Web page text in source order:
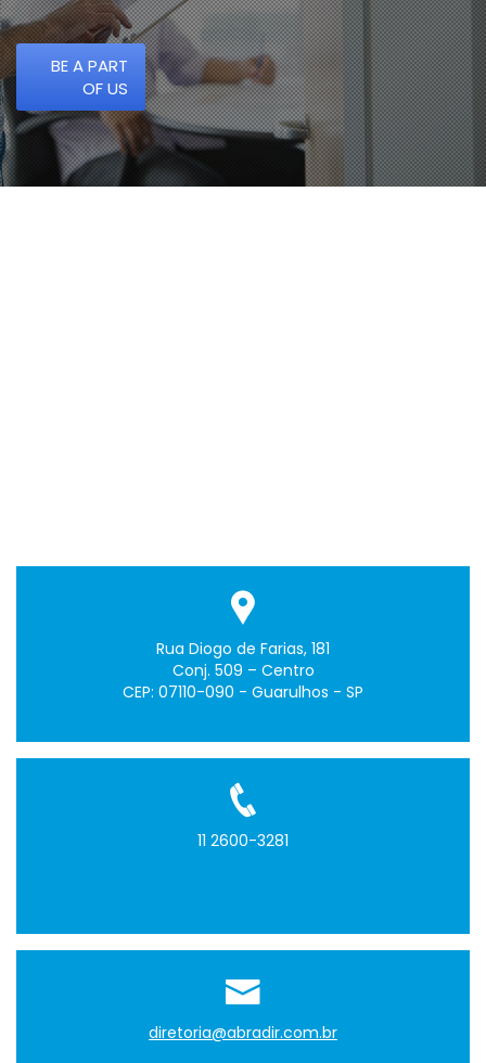
BE A PART
OF US
Rua Diogo de Farias, 181
Conj. 509 – Centro
CEP: 07110-090 - Guarulhos - SP
11 2600-3281
diretoria@abradir.com.br